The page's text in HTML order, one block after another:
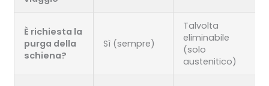
È richiesta la
purga della
schiena?
Sì (sempre)
Talvolta
eliminabile
(solo
austenitico)